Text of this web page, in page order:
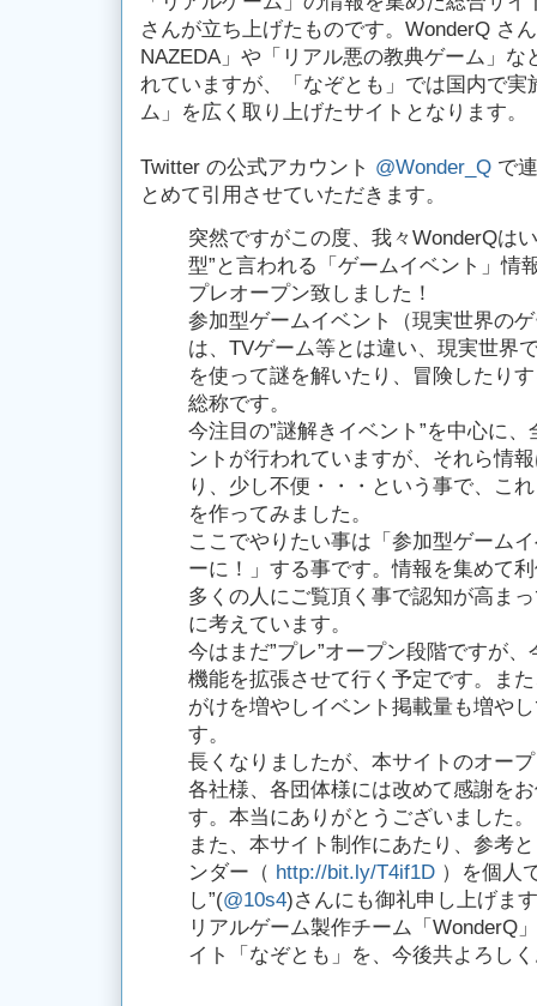
さんが立ち上げたものです。WonderQ さ
NAZEDA」や「リアル悪の教典ゲーム」
れていますが、「なぞとも」では国内で
ム」を広く取り上げたサイトとなります。
Twitter の公式アカウント @Wonder_Q で
とめて引用させていただきます。
突然ですがこの度、我々WonderQは
型”と言われる「ゲームイベント」情
プレオープン致しました！
参加型ゲームイベント（現実世界の
は、TVゲーム等とは違い、現実世界
を使って謎を解いたり、冒険したり
総称です。
今注目の”謎解きイベント”を中心に
ントが行われていますが、それら情
り、少し不便・・・という事で、こ
を作ってみました。
ここでやりたい事は「参加型ゲーム
ーに！」する事です。情報を集めて
多くの人にご覧頂く事で認知が高ま
に考えています。
今はまだ”プレ”オープン段階ですが
機能を拡張させて行く予定です。ま
がけを増やしイベント掲載量も増や
す。
長くなりましたが、本サイトのオー
各社様、各団体様には改めて感謝を
す。本当にありがとうございました。
また、本サイト制作にあたり、参考
ンダー（ http://bit.ly/T4if1D ）を個人
し”(@10s4)さんにも御礼申し上げま
リアルゲーム製作チーム「WonderQ
イト「なぞとも」を、今後共よろし